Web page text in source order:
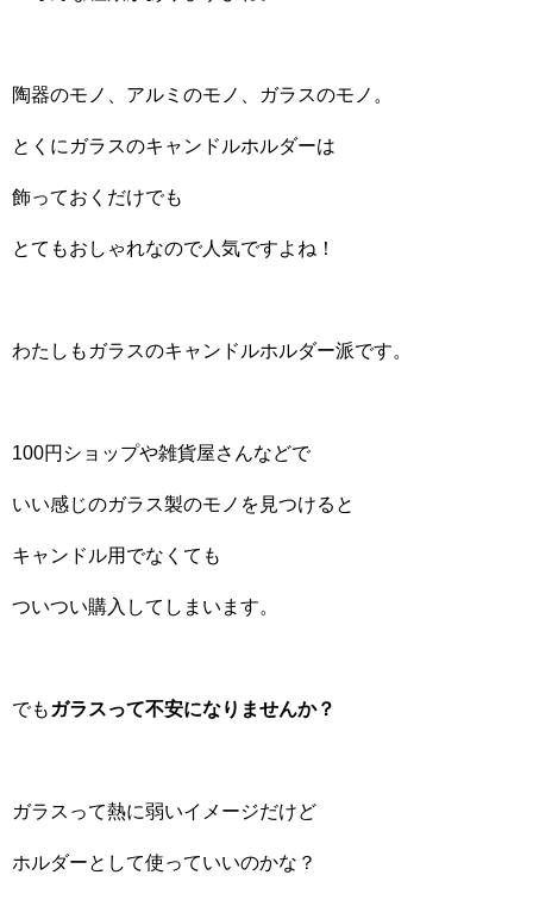
陶器のモノ、アルミのモノ、ガラスのモノ。
とくにガラスのキャンドルホルダーは
飾っておくだけでも
とてもおしゃれなので人気ですよね！
わたしもガラスのキャンドルホルダー派です。
100円ショップや雑貨屋さんなどで
いい感じのガラス製のモノを見つけると
キャンドル用でなくても
ついつい購入してしまいます。
でも ガラスって不安になりませんか？
ガラスって熱に弱いイメージだけど
ホルダーとして使っていいのかな？